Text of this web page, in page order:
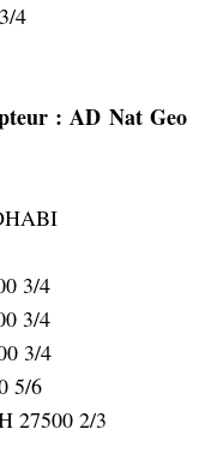
4
: AD Nat Geo
3/4
3/4
3/4
5/6
27500 2/3